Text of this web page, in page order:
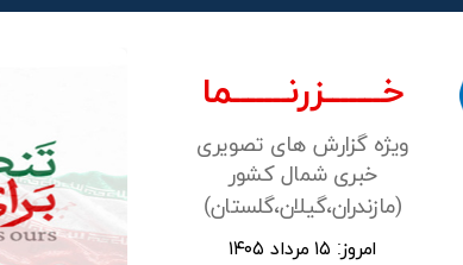
خـــــــزرنـــــــما
ویژه گزارش های تصویری
خبری شمال کشور
(مازندران،گیلان،گلستان)
امروز: ۱۵ مرداد ۱۴۰۵